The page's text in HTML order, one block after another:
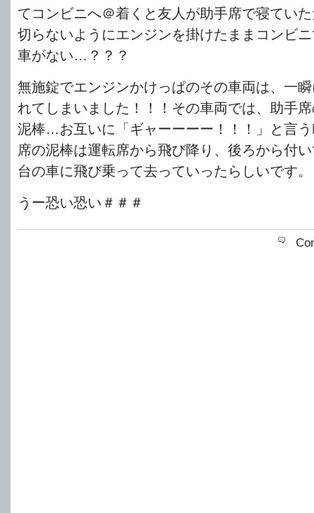
てコンビニへ＠着くと友人が助手席で寝てい
切らないようにエンジンを掛けたままコンビ
車がない…？？？
無施錠でエンジンかけっぱのその車両は、一
れてしまいました！！！その車両では、助手
泥棒…お互いに「ギャーーーー！！！」と言
席の泥棒は運転席から飛び降り、後ろから付
台の車に飛び乗って去っていったらしいです。
うー恐い恐い＃＃＃